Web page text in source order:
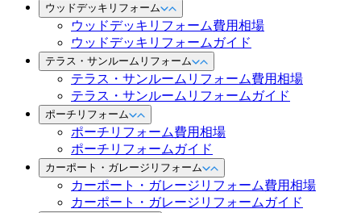
ウッドデッキリフォーム
ウッドデッキリフォーム費用相場
ウッドデッキリフォームガイド
テラス・サンルームリフォーム
テラス・サンルームリフォーム費用相場
テラス・サンルームリフォームガイド
ポーチリフォーム
ポーチリフォーム費用相場
ポーチリフォームガイド
カーポート・ガレージリフォーム
カーポート・ガレージリフォーム費用相場
カーポート・ガレージリフォームガイド